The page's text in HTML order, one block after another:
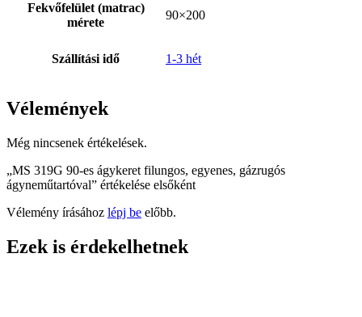
Fekvőfelület (matrac)
mérete
90×200
Szállítási idő 1-3 hét
Vélemények
Még nincsenek értékelések.
„MS 319G 90-es ágykeret filungos, egyenes, gázrugós
ágyneműtartóval” értékelése elsőként
Vélemény írásához lépj be előbb.
Ezek is érdekelhetnek